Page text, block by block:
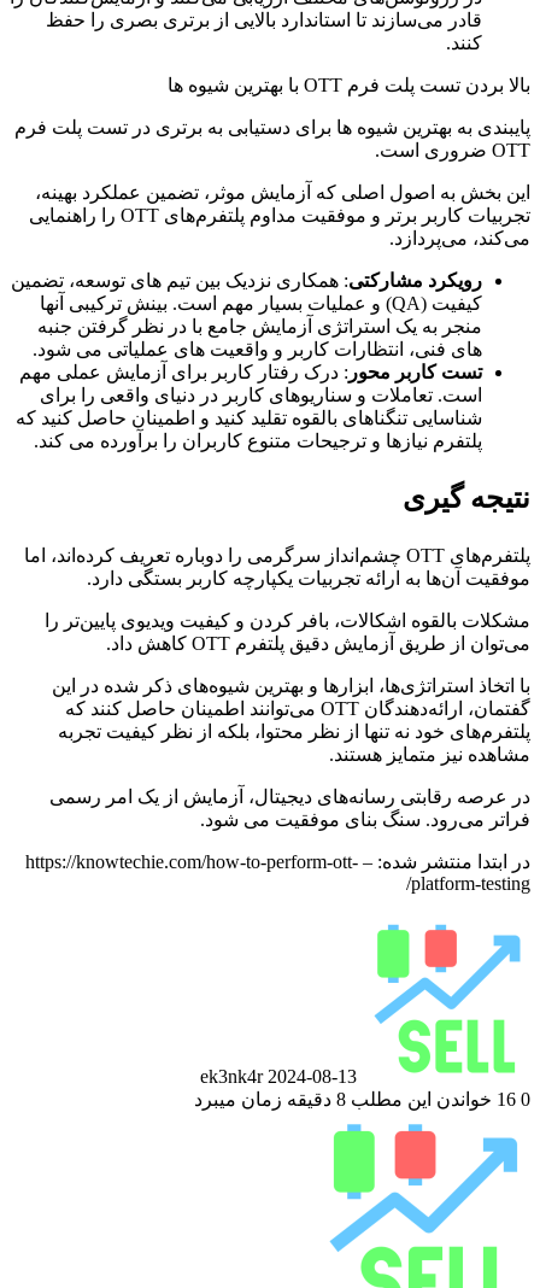
قادر می‌سازند تا استاندارد بالایی از برتری بصری را حفظ
کنند.
بالا بردن تست پلت فرم OTT با بهترین شیوه ها
پایبندی به بهترین شیوه ها برای دستیابی به برتری در تست پلت فرم
OTT ضروری است.
این بخش به اصول اصلی که آزمایش موثر، تضمین عملکرد بهینه،
تجربیات کاربر برتر و موفقیت مداوم پلتفرم‌های OTT را راهنمایی
می‌کند، می‌پردازد.
رویکرد مشارکتی: همکاری نزدیک بین تیم های توسعه، تضمین
کیفیت (QA) و عملیات بسیار مهم است. بینش ترکیبی آنها
منجر به یک استراتژی آزمایش جامع با در نظر گرفتن جنبه
های فنی، انتظارات کاربر و واقعیت های عملیاتی می شود.
تست کاربر محور : درک رفتار کاربر برای آزمایش عملی مهم
است. تعاملات و سناریوهای کاربر در دنیای واقعی را برای
شناسایی تنگناهای بالقوه تقلید کنید و اطمینان حاصل کنید که
پلتفرم نیازها و ترجیحات متنوع کاربران را برآورده می کند.
نتیجه گیری
پلتفرم‌های OTT چشم‌انداز سرگرمی را دوباره تعریف کرده‌اند، اما
موفقیت آن‌ها به ارائه تجربیات یکپارچه کاربر بستگی دارد.
مشکلات بالقوه اشکالات، بافر کردن و کیفیت ویدیوی پایین‌تر را
می‌توان از طریق آزمایش دقیق پلتفرم OTT کاهش داد.
با اتخاذ استراتژی‌ها، ابزارها و بهترین شیوه‌های ذکر شده در این
گفتمان، ارائه‌دهندگان OTT می‌توانند اطمینان حاصل کنند که
پلتفرم‌های خود نه تنها از نظر محتوا، بلکه از نظر کیفیت تجربه
مشاهده نیز متمایز هستند.
در عرصه رقابتی رسانه‌های دیجیتال، آزمایش از یک امر رسمی
فراتر می‌رود. سنگ بنای موفقیت می شود.
در ابتدا منتشر شده: – https://knowtechie.com/how-to-perform-ott-
platform-testing/
ek3nk4r 2024-08-13
0
خواندن این مطلب 8 دقیقه زمان میبرد